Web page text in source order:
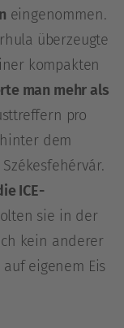
eingenommen.
überzeugte
kompakten
man mehr als
pro
dem
ICE-
sie in der
kein anderer
eigenem Eis